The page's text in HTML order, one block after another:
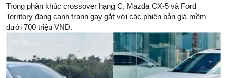
Trong phân khúc crossover hạng C, Mazda CX-5 và Ford
Territory đang cạnh tranh gay gắt với các phiên bản giá mềm
dưới 700 triệu VND.